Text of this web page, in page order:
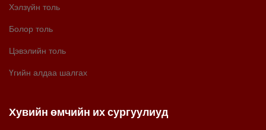
Хэлзүйн толь
Болор толь
Цэвэлийн толь
Үгийн алдаа шалгах
Хувийн өмчийн их сургуулиуд